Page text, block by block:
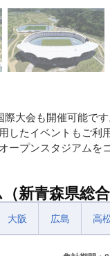
大会も開催可能で
したイベントもご利
ープンスタジアムを
新青森県総
大阪 広島 高